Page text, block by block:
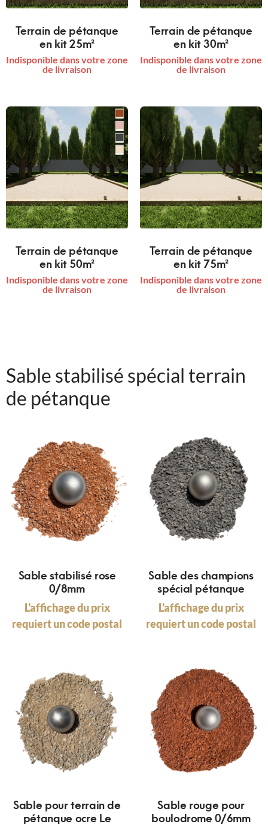
Terrain de pétanque
en kit 25m²
Indisponible dans votre zone
de livraison
Terrain de pétanque
en kit 30m²
Indisponible dans votre zone
de livraison
Terrain de pétanque
en kit 50m²
Indisponible dans votre zone
de livraison
Terrain de pétanque
en kit 75m²
Indisponible dans votre zone
de livraison
Sable stabilisé spécial terrain
de pétanque
Sable stabilisé rose
0/8mm
L'affichage du prix
requiert un code postal
Sable des champions
spécial pétanque
L'affichage du prix
requiert un code postal
Sable pour terrain de
pétanque ocre Le
Sable rouge pour
boulodrome 0/6mm